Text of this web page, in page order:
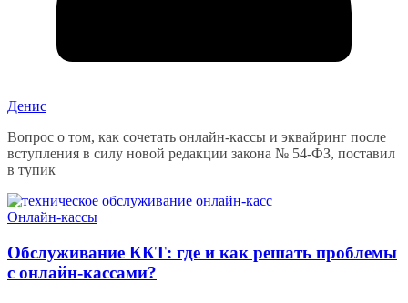
Денис
Вопрос о том, как сочетать онлайн-кассы и эквайринг после
вступления в силу новой редакции закона № 54-ФЗ, поставил
в тупик
Онлайн-кассы
Обслуживание ККТ: где и как решать проблемы
с онлайн-кассами?